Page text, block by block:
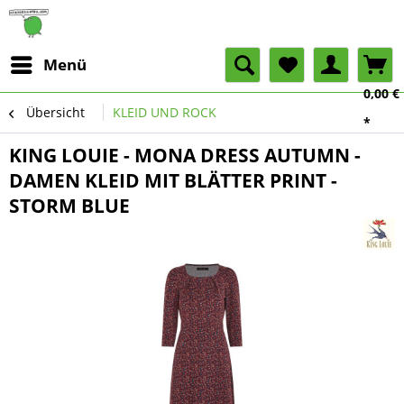
Menü
0,00 €
*
Übersicht KLEID UND ROCK
KING LOUIE - MONA DRESS AUTUMN -
DAMEN KLEID MIT BLÄTTER PRINT -
STORM BLUE